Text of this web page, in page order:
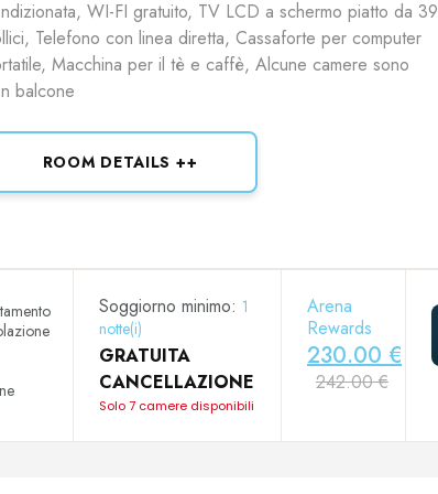
WI-FI gratuito, TV LCD a schermo piatto da 39
Telefono con linea diretta, Cassaforte per computer
Macchina per il tè e caffè, Alcune camere sono
balcone
ROOM DETAILS ++
Soggiorno minimo: 1
notte(i)
GRATUITA
CANCELLAZIONE
Solo 7 camere disponibili
Arena
Rewards
230.00 €
242.00 €